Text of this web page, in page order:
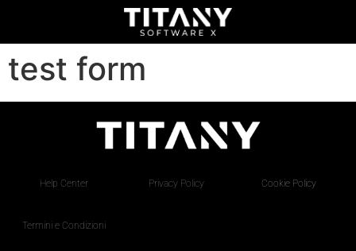
test form
Help Center Privacy Policy Cookie Policy
Termini e Condizioni